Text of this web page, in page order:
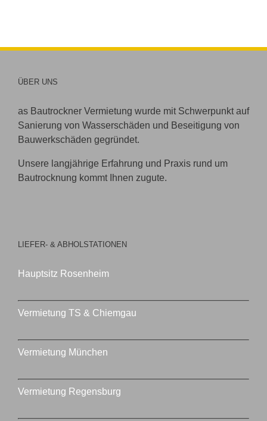
ÜBER UNS
as Bautrockner Vermietung wurde mit Schwerpunkt auf
Sanierung von Wasserschäden und Beseitigung von
Bauwerkschäden gegründet.
Unsere langjährige Erfahrung und Praxis rund um
Bautrocknung kommt Ihnen zugute.
LIEFER- & ABHOLSTATIONEN
Hauptsitz Rosenheim
Vermietung TS & Chiemgau
Vermietung München
Vermietung Regensburg